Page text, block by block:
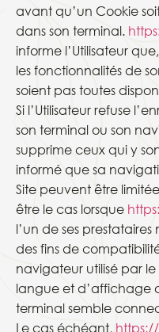
avant qu’un Cookie
dans son terminal.
informe l’Utilisateur
les fonctionnalités de
soient pas toutes
Si l’Utilisateur refuse
son terminal ou son
supprime ceux qui y
informé que sa
Site peuvent être
être le cas lorsque
l’un de ses
des fins de
navigateur utilisé par
langue et d’affichage
terminal semble
Le cas échéant,